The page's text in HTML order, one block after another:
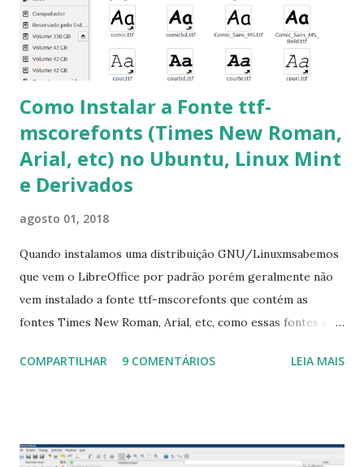
ocorra algum erro ou precisa reinstalar, execute: $ sudo
apt-get install --reinstall ttf-mscorefonts-installer
Como Instalar a Fonte ttf-
mscorefonts (Times New Roman,
Arial, etc) no Ubuntu, Linux Mint
e Derivados
agosto 01, 2018
Quando instalamos uma distribuição GNU/Linuxmsabemos
que vem o LibreOffice por padrão porém geralmente não
vem instalado a fonte ttf-mscorefonts que contém as
fontes Times New Roman, Arial, etc, como essas fontes são
a Associação Brasileira de Normas Técnicas (ABNT), exige
que contém essas fontes. Ao instalar o GNU/Linux abra o
COMPARTILHAR 9 COMENTÁRIOS LEIA MAIS